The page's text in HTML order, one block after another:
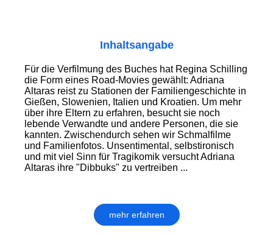
Inhaltsangabe
Für die Verfilmung des Buches hat Regina Schilling
die Form eines Road-Movies gewählt: Adriana
Altaras reist zu Stationen der Familiengeschichte in
Gießen, Slowenien, Italien und Kroatien. Um mehr
über ihre Eltern zu erfahren, besucht sie noch
lebende Verwandte und andere Personen, die sie
kannten. Zwischendurch sehen wir Schmalfilme
und Familienfotos. Unsenti­mental, selbstironisch
und mit viel Sinn für Tragikomik versucht Adriana
Altaras ihre "Dibbuks" zu vertreiben ...
mehr erfahren